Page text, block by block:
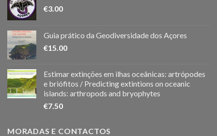
€3.00
Guia prático da Geodiversidade dos Açores
€15.00
Estimar extinções em ilhas oceânicas: artrópodes
e briófitos / Predicting extintions on oceanic
islands: arthropods and bryophytes
€7.50
MORADAS E CONTACTOS